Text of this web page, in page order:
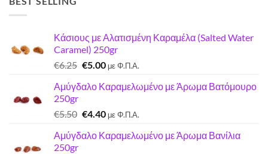
Κάσιους με Αλατισμένη Καραμέλα (Salted Water
Caramel) 250gr
€6.25 Original
was:
€5.00Η
τιμή
€5.00.
με Φ.Π.Α.
Αμύγδαλο Καραμελωμένο με Άρωμα Βατόμουρο
250gr
€5.50 Original
was:
€4.40Η
τιμή
με Φ.Π.Α.
Αμύγδαλο Καραμελωμένο με Άρωμα Βανίλια
250gr